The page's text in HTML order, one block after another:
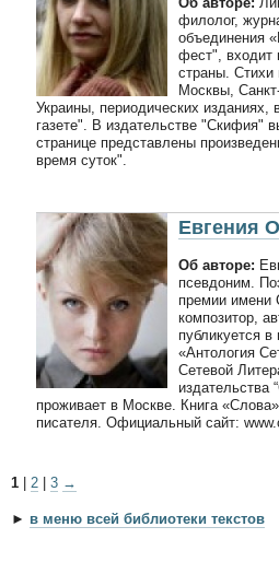
филолог,
объединения
фест", входит
страны. Стихи
Москвы,
Украины, периодических изданиях,
газете". В издательстве "Скифия"
странице представлены
время суток".
Евгения
Об авторе:
псевдоним.
премии имени
композитор,
публикуется в
«Антология
Сетевой
издательства
проживает в Москве. Книга
писателя. Официальный сайт:
1
2 3 →
► в меню всей библиотеки текстов